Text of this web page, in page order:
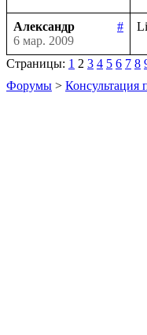
Александр
#
6 мар. 2009
Страницы: 1 2 3 4 5 6 7 8
Форумы > Консультация